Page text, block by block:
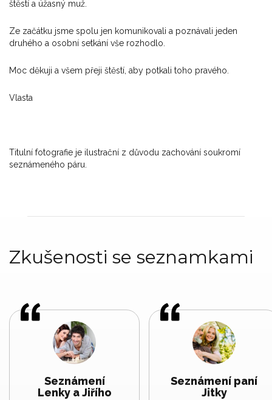
štěstí a úžasný muž.
Ze začátku jsme spolu jen komunikovali a poznávali jeden
druhého a osobní setkání vše rozhodlo.
Moc děkuji a všem přeji štěstí, aby potkali toho pravého.
Vlasta
Titulní fotografie je ilustrační z důvodu zachování soukromí
seznámeného páru.
Zkušenosti se seznamkami
Seznámení
Lenky a Jiřího
Seznámení paní
Jitky